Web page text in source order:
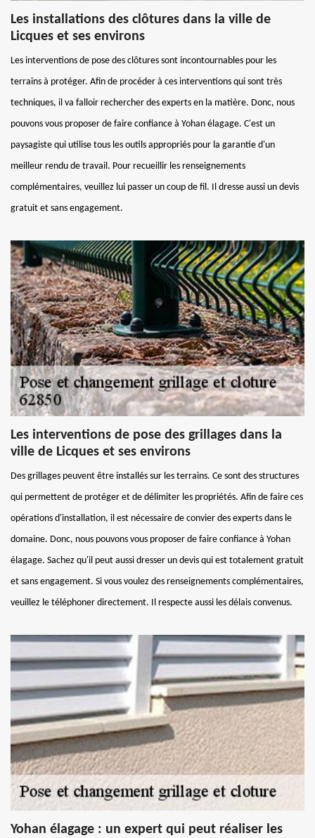
Les installations des clôtures dans la ville de
Licques et ses environs
Les interventions de pose des clôtures sont incontournables pour les
terrains à protéger. Afin de procéder à ces interventions qui sont très
techniques, il va falloir rechercher des experts en la matière. Donc, nous
pouvons vous proposer de faire confiance à Yohan élagage. C'est un
paysagiste qui utilise tous les outils appropriés pour la garantie d'un
meilleur rendu de travail. Pour recueillir les renseignements
complémentaires, veuillez lui passer un coup de fil. Il dresse aussi un devis
gratuit et sans engagement.
Les interventions de pose des grillages dans la
ville de Licques et ses environs
Des grillages peuvent être installés sur les terrains. Ce sont des structures
qui permettent de protéger et de délimiter les propriétés. Afin de faire ces
opérations d'installation, il est nécessaire de convier des experts dans le
domaine. Donc, nous pouvons vous proposer de faire confiance à Yohan
élagage. Sachez qu'il peut aussi dresser un devis qui est totalement gratuit
et sans engagement. Si vous voulez des renseignements complémentaires,
veuillez le téléphoner directement. Il respecte aussi les délais convenus.
Yohan élagage : un expert qui peut réaliser les